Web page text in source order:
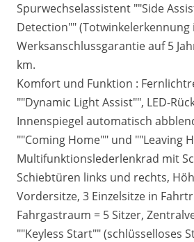
Spurwechselassistent ""Side
Detection"" (Totwinkelerkennung
Werksanschlussgarantie auf 5
km.
Komfort und Funktion :
""Dynamic Light Assist"", LED-
Innenspiegel automatisch
""Coming Home"" und ""Leaving
Multifunktionslederlenkrad mit
Schiebtüren links und rechts,
Vordersitze, 3 Einzelsitze in
Fahrgastraum = 5 Sitzer,
""Keyless Start"" (schlüsselloses